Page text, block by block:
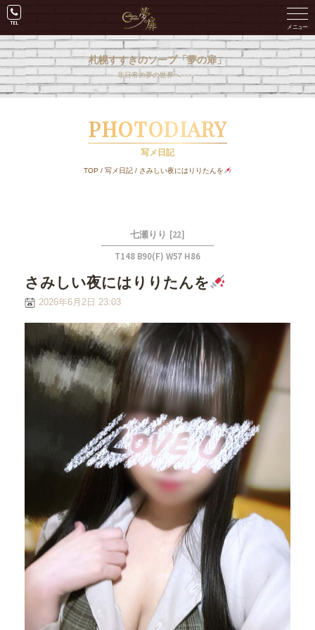
札幌すすきのソープ「夢の扉」
非日常の夢の世界へ･･･。
PHOTODIARY
写メ日記
TOP / 写メ日記/ さみしい夜にはりりたんを
七瀬りり [22]
T148 B90(F) W57 H86
さみしい夜にはりりたんを
2026年6月2日 23:03